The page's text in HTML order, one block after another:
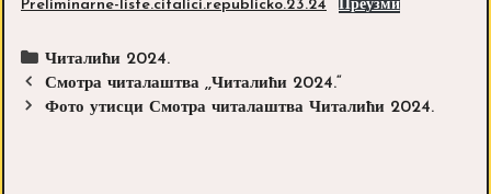
Preliminarne-liste.citalici.republicko.23.24 Преузми
Categories
Читалићи 2024.
Post
navigation
Смотра читалаштва ,,Читалићи 2024.“
Фото утисци Смотра читалаштва Читалићи 2024.